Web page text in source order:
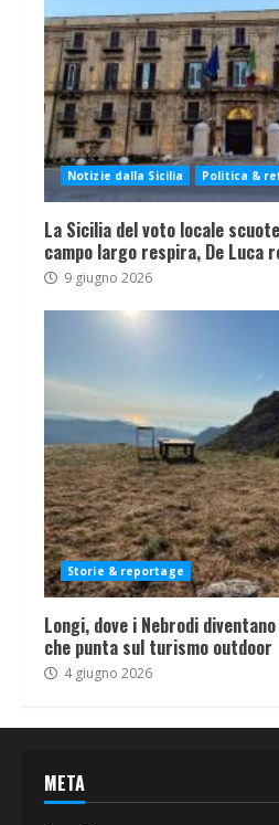
Notizie dalla Sicilia Politica &
La Sicilia del voto locale
campo largo respira, De Luca
9 giugno 2026
Storie & reportage
Longi, dove i Nebrodi
che punta sul turismo outdoor
4 giugno 2026
META